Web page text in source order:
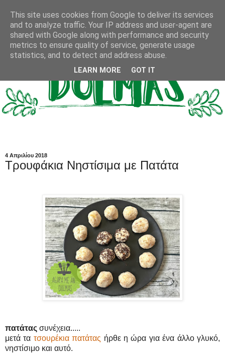
4 Απριλίου 2018
Τρουφάκια Νηστίσιμα με Πατάτα
πατάτας συνέχεια.....
μετά τα τσουρέκια πατάτας ήρθε η ώρα για ένα άλλο γλυκό,
νηστίσιμο και αυτό.
This site uses cookies from Google to deliver its services
and to analyze traffic. Your IP address and user-agent are
shared with Google along with performance and security
metrics to ensure quality of service, generate usage
statistics, and to detect and address abuse.
LEARN MORE GOT IT